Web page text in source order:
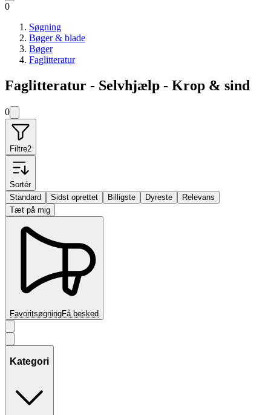
0
Søgning
Bøger & blade
Bøger
Faglitteratur
Faglitteratur - Selvhjælp - Krop & sind
0
Filtre2
Sortér
Standard
Sidst oprettet Billigste Dyreste
Relevans
Tæt på mig
FavoritsøgningFå besked
Kategori